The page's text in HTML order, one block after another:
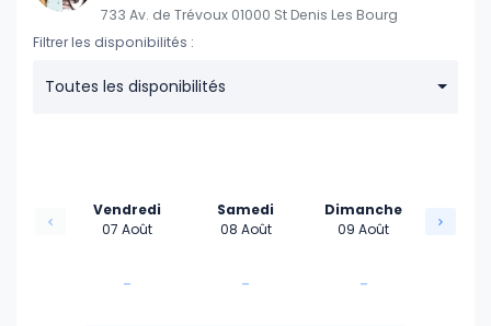
733 Av. de Trévoux 01000 St Denis Les Bourg
Filtrer les disponibilités :
Toutes les disponibilités
Vendredi
07 Août
-
Samedi
08 Août
-
Dimanche
09 Août
-